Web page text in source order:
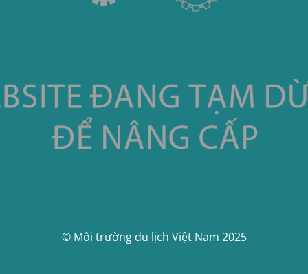
© Môi trường du lịch Việt Nam 2025